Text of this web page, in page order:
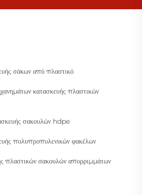
σάκων από πλαστικό
κατασκευής πλαστικών
σακουλών hdpe
πολυπροπυλενικών φακέλων
πλαστικών σακουλών απορριμμάτων